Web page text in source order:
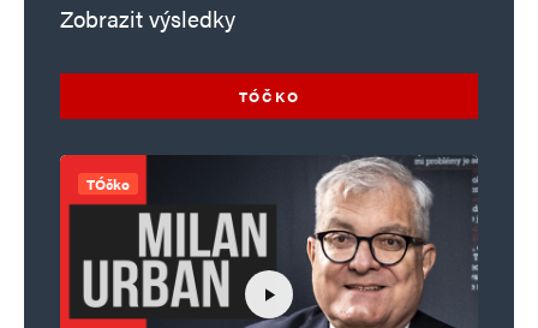
Zobrazit výsledky
TÓČKO
TÓčko